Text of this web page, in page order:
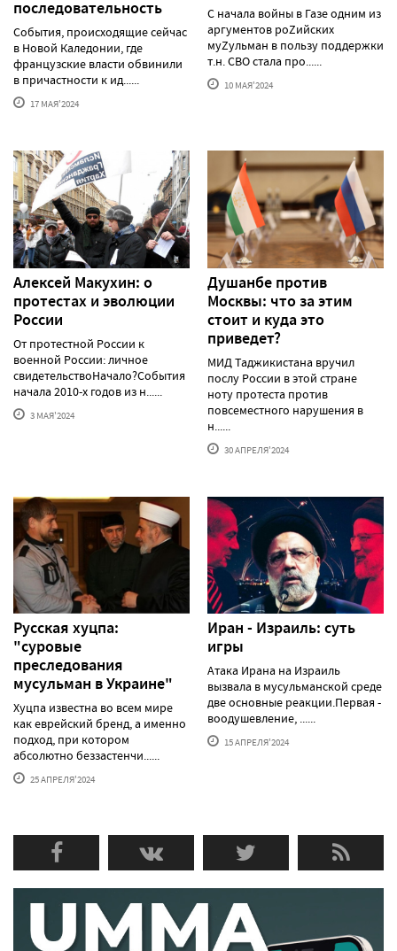
последовательность
События, происходящие сейчас
в Новой Каледонии, где
французские власти обвинили
в причастности к ид......
17 МАЯ'2024
С начала войны в Газе одним из
аргументов роZийских
муZульман в пользу поддержки
т.н. СВО стала про......
10 МАЯ'2024
Алексей Макуxин: о
протестаx и эволюции
России
От протестной России к
военной России: личное
свидетельствоНачало?События
начала 2010-х годов из н......
3 МАЯ'2024
Душанбе против
Москвы: что за этим
стоит и куда это
приведет?
МИД Таджикистана вручил
послу России в этой стране
ноту протеста против
повсеместного нарушения в
н......
30 АПРЕЛЯ'2024
Русская хуцпа:
"суровые
преследования
мусульман в Украине"
Хуцпа известна во всем мире
как еврейский бренд, а именно
подход, при котором
абсолютно беззастенчи......
25 АПРЕЛЯ'2024
Иран - Израиль: суть
игры
Атака Ирана на Израиль
вызвала в мусульманской среде
две основные реакции.Первая -
воодушевление, ......
15 АПРЕЛЯ'2024